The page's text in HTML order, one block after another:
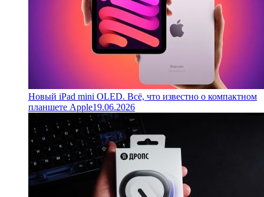
Новый iPad mini OLED. Всё, что известно о компактном
планшете Apple19.06.2026